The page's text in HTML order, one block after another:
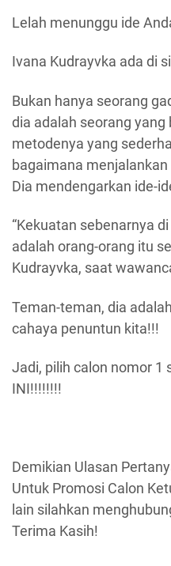
Lelah menunggu ide
Ivana Kudrayvka ada di
Bukan hanya seorang
dia adalah seorang yang
metodenya yang
bagaimana
Dia mendengarkan ide-
“Kekuatan sebenarnya
adalah orang-orang itu
Kudrayvka, saat
Teman-teman, dia
cahaya penuntun kita!!!
Jadi, pilih calon nomor 1
INI!!!!!!!!
Demikian Ulasan
Untuk Promosi Calon
lain silahkan
Terima Kasih!